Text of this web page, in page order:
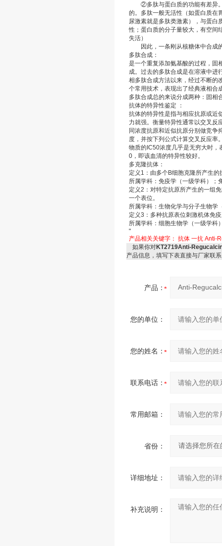
②多肽与蛋白质的功能有差异。
的。多肽一般无活性（如蛋白质在
尿激素就是多肽类激素），与蛋白
性；蛋白质的分子量较大，有空间
失活）
因此，一条刚从核糖体中合成
多肽合成：
是一个重复添加氨基酸的过程，固
成。过去的多肽合成是在溶液中
相多肽合成方法以来，经过不断的
个常用技术，表现出了经典液相合
多肽合成总的来说分成两种：固相
抗体的特异性鉴定 ：
抗体的特异性是指与相应抗原或近
力就强。衡量特异性通常以交叉反
同浓度抗原和近似抗原分别做竞争
度，并按下列公式计算交叉反应率
物质的IC50浓度几乎是无穷大时，
0，即该血清的特异性较好。
多克隆抗体：
定义1：由多个B细胞克隆所产生
所属学科：免疫学（一级学科）；
定义2：对特定抗原所产生的一组
一个表位。
所属学科：生物化学与分子生物学
定义3：多种抗原表位刺激机体免
所属学科：细胞生物学（一级学科
"
产品相关关键字： 抗体 一抗 Anti-
如果你对KT2719Anti-
产品信息，填写下表直接与厂家联
产品：
您的单位：
您的姓名：
联系电话：
常用邮箱：
省份：
详细地址：
补充说明：